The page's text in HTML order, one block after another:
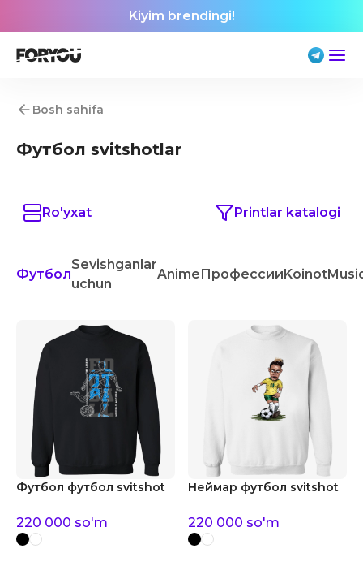
Kiyim brendingi!
Bosh sahifa
Футбол svitshotlar
Ro'yxat Printlar katalogi
Футбол
Sevishganlar
uchun
AnimeПрофессииKoinot
Футбол футбол svitshot
220 000 so'm
Неймар футбол svitshot
220 000 so'm